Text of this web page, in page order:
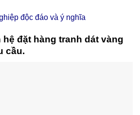
độc đáo và ý nghĩa
hệ đặt hàng tranh dát vàng
cầu.